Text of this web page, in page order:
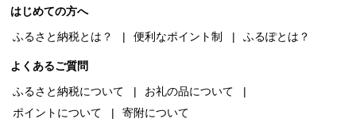
はじめての方へ
ふるさと納税とは？
便利なポイント制 ふるぽとは？
よくあるご質問
ふるさと納税について
お礼の品について
ポイントについて
寄附について